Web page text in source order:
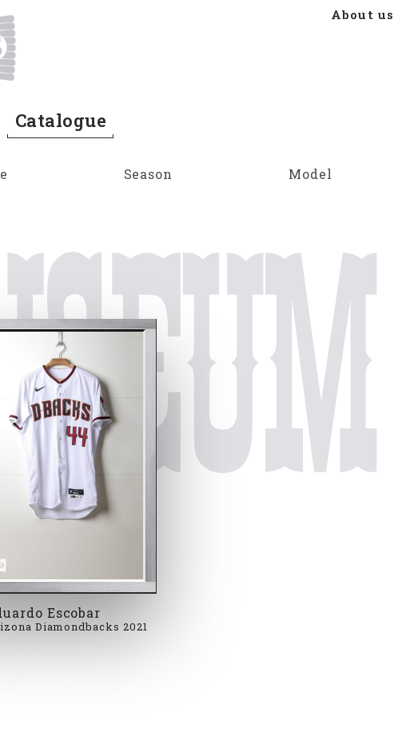
About us
Catalogue
Season Model
Escobar
Diamondbacks 2021